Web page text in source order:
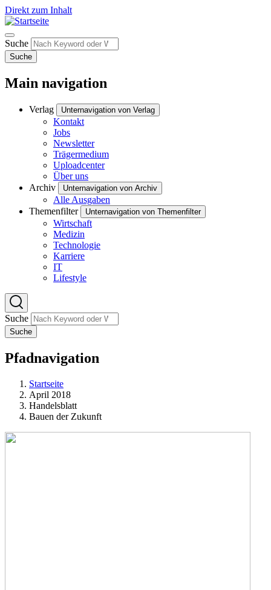
Direkt zum Inhalt
Suche
Suche
Main navigation
Verlag Unternavigation von Verlag
Kontakt
Jobs
Newsletter
Trägermedium
Uploadcenter
Über uns
Archiv
Unternavigation von Archiv
Alle Ausgaben
Themenfilter
Unternavigation von Themenfilter
Wirtschaft
Medizin
Technologie
Karriere
IT
Lifestyle
Suche
Suche
Pfadnavigation
Startseite
April 2018
Handelsblatt
Bauen der Zukunft